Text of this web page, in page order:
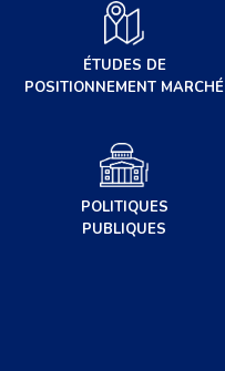
ÉTUDES DE
POSITIONNEMENT MARCHÉ
POLITIQUES
PUBLIQUES